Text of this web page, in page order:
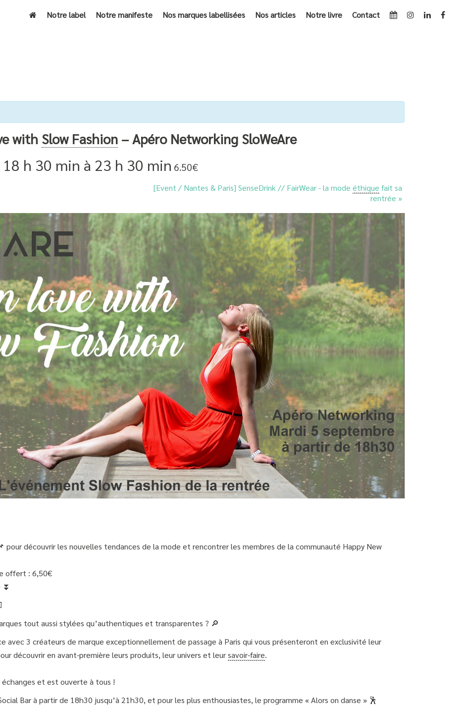
Notre label Notre manifeste Nos marques labellisées Nos articles Notre livre Contact
with Slow Fashion – Apéro Networking SloWeAre
h 30 min à 23 h 30 min 6.50€
[Event / Nantes & Paris] SenseDrink // FairWear - la mode éthique fait sa
rentrée »
pour découvrir les nouvelles tendances de la mode et rencontrer les membres de la communauté Happy New
offert : 6,50€
tout aussi stylées qu’authentiques et transparentes ? 🔎
avec 3 créateurs de marque exceptionnellement de passage à Paris qui vous présenteront en exclusivité leur
découvrir en avant-première leurs produits, leur univers et leursavoir-faire.
échanges et est ouverte à tous !
Bar à partir de 18h30 jusqu’à 21h30, et pour les plus enthousiastes, le programme « Alors on danse » 🕺